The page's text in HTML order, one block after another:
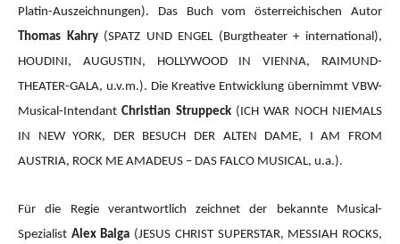
Platin-Auszeichnungen). Das Buch vom österreichischen Autor
Thomas Kahry(SPATZ UND ENGEL (Burgtheater + international),
HOUDINI, AUGUSTIN, HOLLYWOOD IN VIENNA, RAIMUND-
THEATER-GALA, u.v.m.). Die Kreative Entwicklung übernimmt VBW-
Musical-IntendantChristian Struppeck(ICH WAR NOCH NIEMALS
IN NEW YORK, DER BESUCH DER ALTEN DAME, I AM FROM
AUSTRIA, ROCK ME AMADEUS – DAS FALCO MUSICAL, u.a.).
Für die Regie verantwortlich zeichnet der bekannte Musical-
Spezialist Alex Balga (JESUS CHRIST SUPERSTAR, MESSIAH ROCKS,